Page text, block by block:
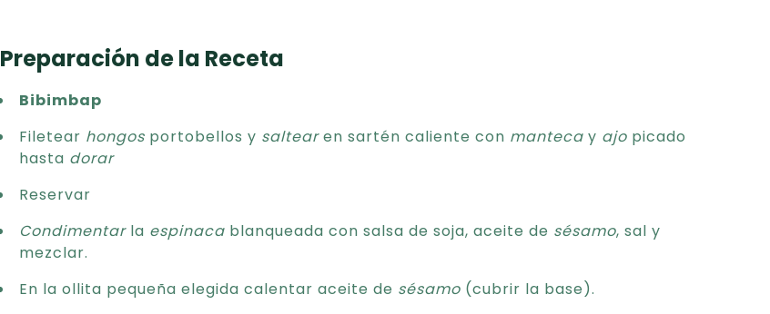
Preparación de la Receta
Bibimbap
Filetear hongos portobellos y saltearen sartén caliente con manteca y ajo picado
hasta dorar
Reservar
Condimentarla espinaca blanqueada con salsa de soja, aceite de sésamo, sal y
mezclar.
En la ollita pequeña elegida calentar aceite de sésamo (cubrir la base).